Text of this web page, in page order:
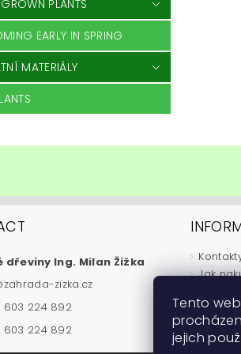
PLANTS
EARLY IN SPRING
MATERIÁLY
dřeviny Ing. Milan Žižka
zahrada-zizka.cz
603 224 892
603 224 892
Jak
Tento
jejich